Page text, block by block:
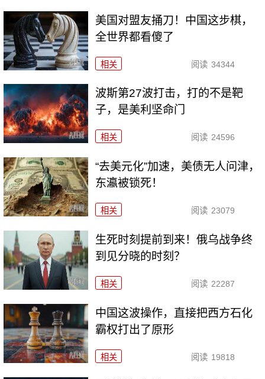
美国对盟友捅刀！中国这步棋，
全世界都看傻了
相关 阅读 34344
波斯第27波打击，打的不是靶
子，是美利坚命门
相关 阅读 24596
“去美元化”加速，美债无人问津，
东瀛被锁死！
相关 阅读 23079
生死时刻提前到来！俄乌战争终
到见分晓的时刻？
相关 阅读 22287
中国这波操作，直接把西方石化
霸权打出了原形
相关 阅读 19818